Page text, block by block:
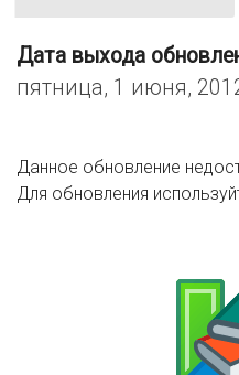
Дата выхода
пятница, 1 июня,
Данное обновление
Для обновления